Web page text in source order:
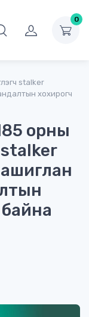
0
stalker
хохирогч
орны
stalker